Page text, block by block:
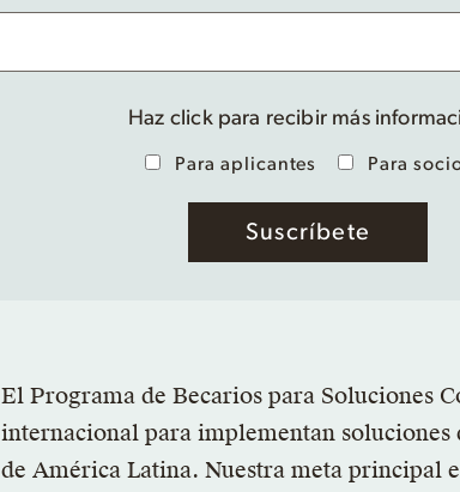
Haz click para recibir más
Para aplicantes Para
El Programa de Becarios para Soluciones
internacional para implementan
de América Latina. Nuestra meta principal